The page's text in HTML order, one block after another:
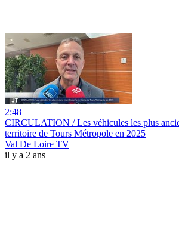
2:48
CIRCULATION / Les véhicules les plus
territoire de Tours Métropole en 2025
Val De Loire TV
il y a 2 ans